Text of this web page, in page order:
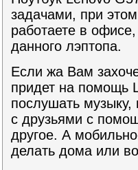
задачами, при
работаете в
данного лэптопа.
Если жа Вам
придет на помощь
послушать
с друзьями с
другое. А
делать дома или